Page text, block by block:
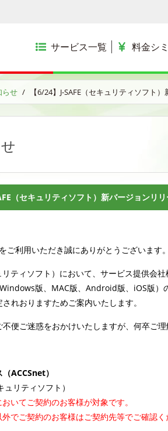
サービス一覧
コ
料金シ
各種手
らせ 【6/24】J-SAFE（セキュリティソフト
（セキュリティソフト）新バージョンリ
ご利用いただき誠にありがとうございます。
リティソフト）において、サービス提供会社
Windows版、MAC版、Android版、iOS版）
れおりますためご案内いたします。
便ご迷惑をおかけいたしますが、何卒ご
ACCSnet）
ュリティソフト）
いてご契約のお客様が対象です。
でご契約のお客様はご契約先等でご確認く